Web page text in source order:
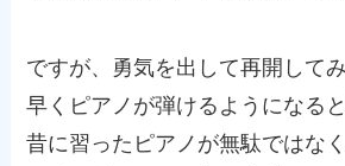
ですが、勇気を出して再開して
早くピアノが弾けるようになる
昔に習ったピアノが無駄ではな